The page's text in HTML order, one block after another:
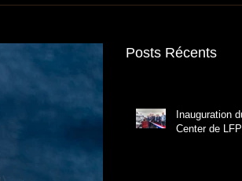
Posts Récents
Inauguration
Center de